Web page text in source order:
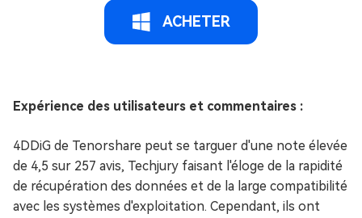
ACHETER
Expérience des utilisateurs et commentaires :
4DDiG de Tenorshare peut se targuer d'une note élevée
de 4,5 sur 257 avis, Techjury faisant l'éloge de la rapidité
de récupération des données et de la large compatibilité
avec les systèmes d'exploitation. Cependant, ils ont